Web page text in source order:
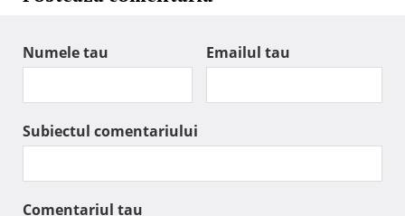
Numele tau Emailul tau
Subiectul comentariului
Comentariul tau